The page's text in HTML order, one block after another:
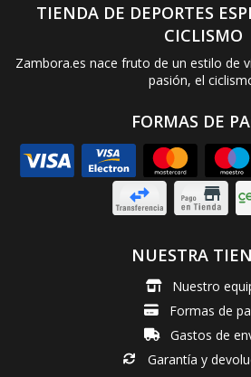
TIENDA DE DEPORTES
CICLISMO
Zambora.es nace fruto de un estilo de
pasión, el
FORMAS DE
NUESTRA
Nuestro
Formas de
Gastos de
Garantía y